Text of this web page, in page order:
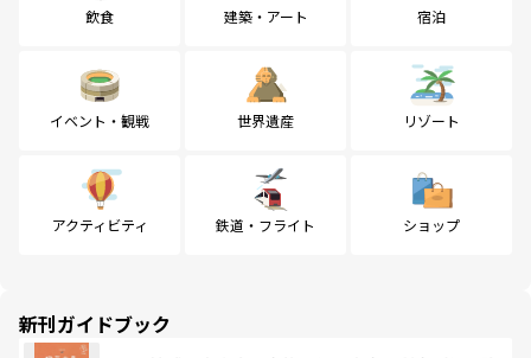
飲食 建築・アート 宿泊
イベント・観戦 世界遺産 リゾート
アクティビティ 鉄道・フライト ショップ
新刊ガイドブック